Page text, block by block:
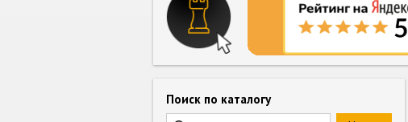
Поиск по каталогу